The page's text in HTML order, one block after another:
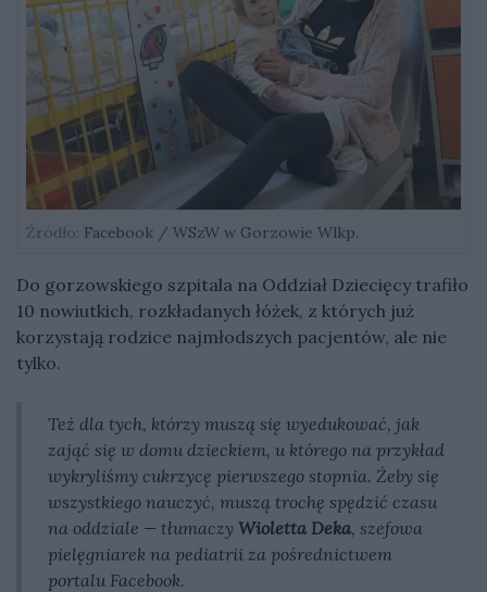
Źródło: Facebook / WSzW w Gorzowie Wlkp.
Do gorzowskiego szpitala na Oddział Dziecięcy trafiło
10 nowiutkich, rozkładanych łóżek, z których już
korzystają rodzice najmłodszych pacjentów, ale nie
tylko.
Też dla tych, którzy muszą się wyedukować, jak
zająć się w domu dzieckiem, u którego na przykład
wykryliśmy cukrzycę pierwszego stopnia. Żeby się
wszystkiego nauczyć, muszą trochę spędzić czasu
na oddziale — tłumaczy Wioletta Deka, szefowa
pielęgniarek na pediatrii za pośrednictwem
portalu Facebook.